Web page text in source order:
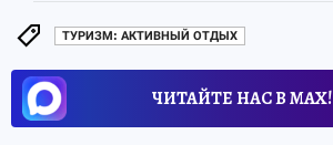
ТУРИЗМ: АКТИВНЫЙ ОТДЫХ
ЧИТАЙТЕ НАС В МАХ!